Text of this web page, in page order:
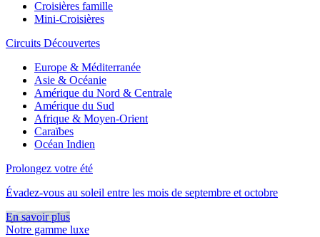
Croisières famille
Mini-Croisières
Circuits Découvertes
Europe & Méditerranée
Asie & Océanie
Amérique du Nord & Centrale
Amérique du Sud
Afrique & Moyen-Orient
Caraïbes
Océan Indien
Prolongez votre été
Évadez-vous au soleil entre les mois de septembre et octobre
En savoir plus
Notre gamme luxe